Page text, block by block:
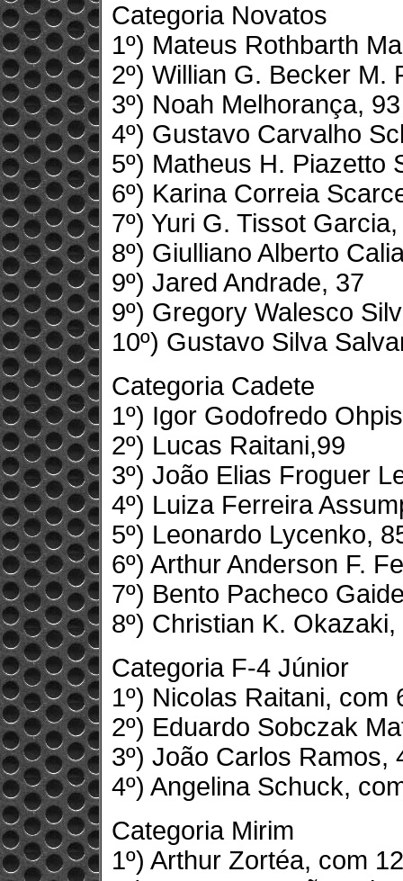
Categoria Novatos
1º) Mateus Rothbarth
2º) Willian G. Becker M.
3º) Noah Melhorança, 93
4º) Gustavo Carvalho
5º) Matheus H. Piazetto
6º) Karina Correia
7º) Yuri G. Tissot
8º) Giulliano Alberto
9º) Jared Andrade, 37
9º) Gregory Walesco
10º) Gustavo Silva
Categoria Cadete
1º) Igor Godofredo
2º) Lucas Raitani,99
3º) João Elias Froguer
4º) Luiza Ferreira
5º) Leonardo Lycenko,
6º) Arthur Anderson F.
7º) Bento Pacheco
8º) Christian K.
Categoria F-4 Júnior
1º) Nicolas Raitani, com
2º) Eduardo Sobczak
3º) João Carlos Ramos,
4º) Angelina Schuck,
Categoria Mirim
1º) Arthur Zortéa, com